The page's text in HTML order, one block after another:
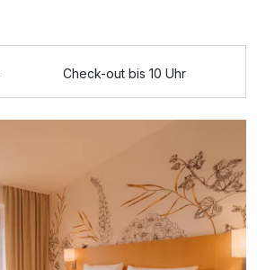
309,00 €
Check-out bis 10 Uhr